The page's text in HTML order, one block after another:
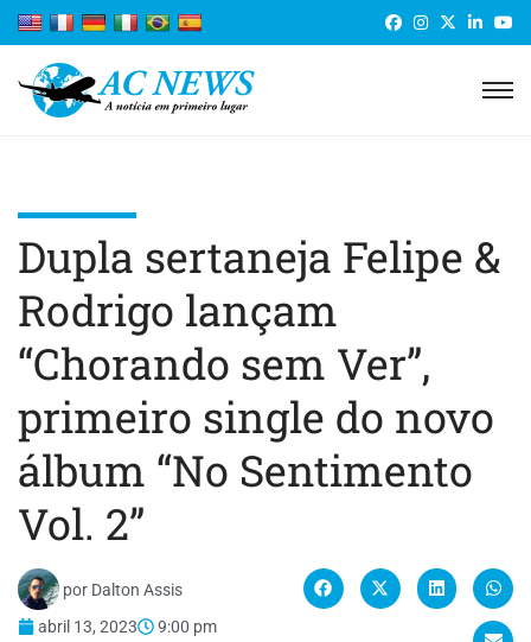
Dupla sertaneja Felipe &
Rodrigo lançam
“Chorando sem Ver”,
primeiro single do novo
álbum “No Sentimento
Vol. 2”
por Dalton Assis
abril 13, 2023
9:00 pm